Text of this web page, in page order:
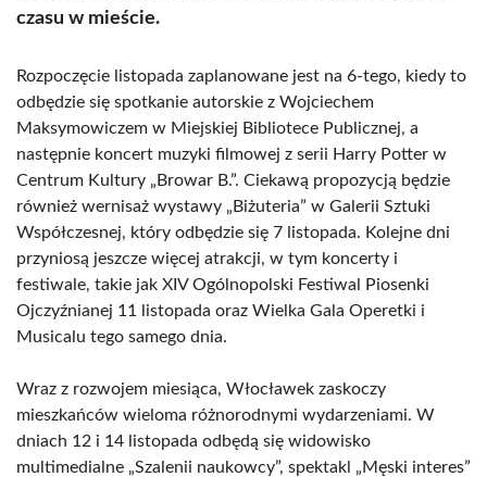
czasu w mieście.
Rozpoczęcie listopada zaplanowane jest na 6-tego, kiedy to
odbędzie się spotkanie autorskie z Wojciechem
Maksymowiczem w Miejskiej Bibliotece Publicznej, a
następnie koncert muzyki filmowej z serii Harry Potter w
Centrum Kultury „Browar B.”. Ciekawą propozycją będzie
również wernisaż wystawy „Biżuteria” w Galerii Sztuki
Współczesnej, który odbędzie się 7 listopada. Kolejne dni
przyniosą jeszcze więcej atrakcji, w tym koncerty i
festiwale, takie jak XIV Ogólnopolski Festiwal Piosenki
Ojczyźnianej 11 listopada oraz Wielka Gala Operetki i
Musicalu tego samego dnia.
Wraz z rozwojem miesiąca, Włocławek zaskoczy
mieszkańców wieloma różnorodnymi wydarzeniami. W
dniach 12 i 14 listopada odbędą się widowisko
multimedialne „Szalenii naukowcy”, spektakl „Męski interes”